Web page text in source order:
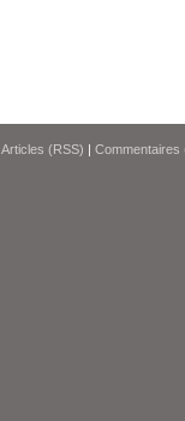
Articles (RSS) | Commentaires